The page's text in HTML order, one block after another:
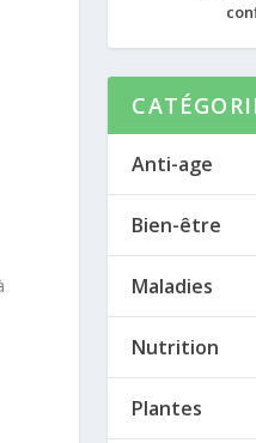
Anti-age
Bien-être
Maladies
Nutrition
Plantes